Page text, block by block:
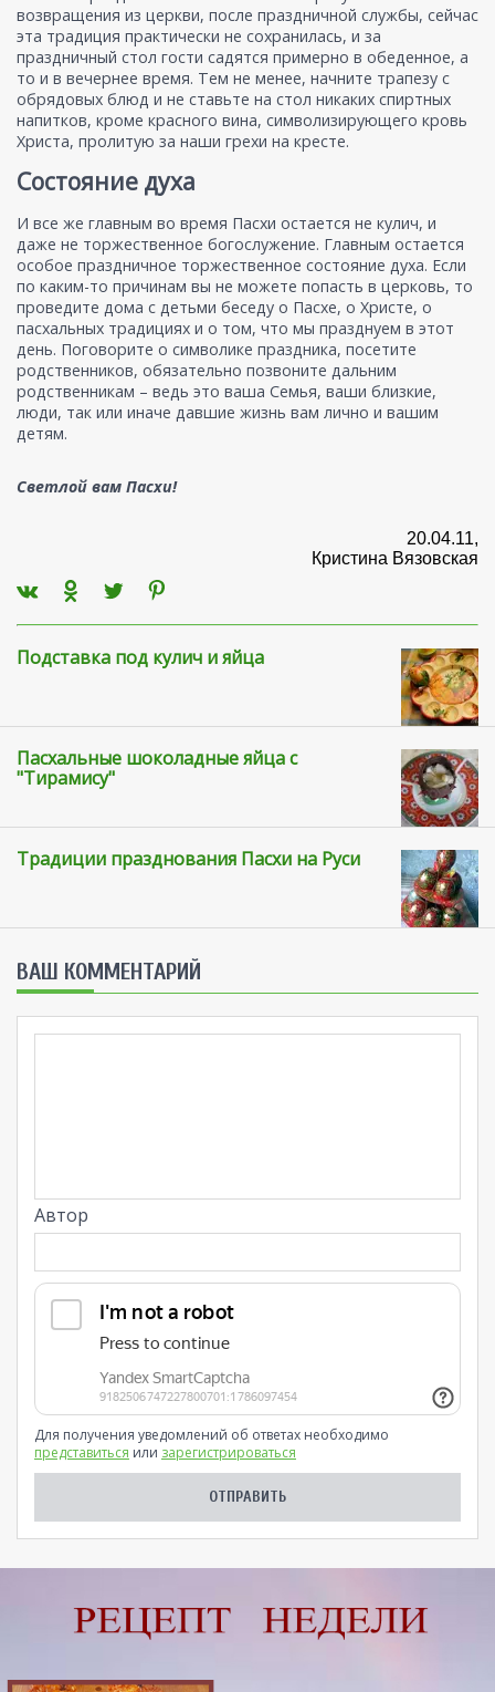
возвращения из церкви, после праздничной службы, сейчас
эта традиция практически не сохранилась, и за
праздничный стол гости садятся примерно в обеденное, а
то и в вечернее время. Тем не менее, начните трапезу с
обрядовых блюд и не ставьте на стол никаких спиртных
напитков, кроме красного вина, символизирующего кровь
Христа, пролитую за наши грехи на кресте.
Состояние духа
И все же главным во время Пасхи остается не кулич, и
даже не торжественное богослужение. Главным остается
особое праздничное торжественное состояние духа. Если
по каким-то причинам вы не можете попасть в церковь, то
проведите дома с детьми беседу о Пасхе, о Христе, о
пасхальных традициях и о том, что мы празднуем в этот
день. Поговорите о символике праздника, посетите
родственников, обязательно позвоните дальним
родственникам – ведь это ваша Семья, ваши близкие,
люди, так или иначе давшие жизнь вам лично и вашим
детям.
Светлой вам Пасхи!
20.04.11,
Кристина Вязовская
Подставка под кулич и яйца
Пасхальные шоколадные яйца с
"Тирамису"
Традиции празднования Пасхи на Руси
ВАШ КОММЕНТАРИЙ
Автор
Для получения уведомлений об ответах необходимо
представиться или зарегистрироваться